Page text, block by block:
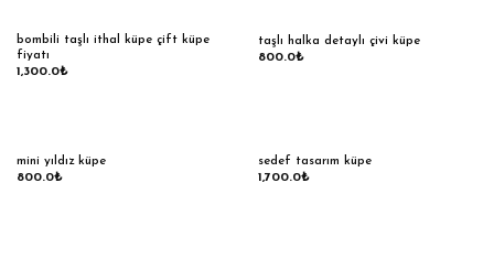
bombili taşlı ithal küpe çift küpe
fiyatı
1,300.0₺
taşlı halka detaylı çivi küpe
800.0₺
mini yıldız küpe
800.0₺
sedef tasarım küpe
1,700.0₺